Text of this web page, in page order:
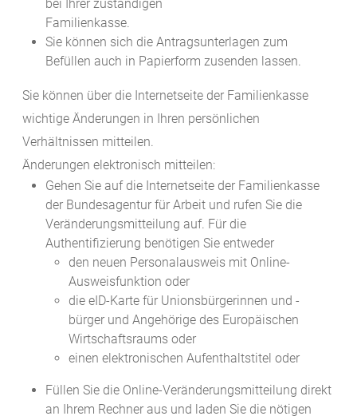
bei Ihrer zuständigen
Familienkasse.
Sie können sich die Antragsunterlagen zum
Befüllen auch in Papierform zusenden lassen.
Sie können über die Internetseite der Familienkasse
wichtige Änderungen in Ihren persönlichen
Verhältnissen mitteilen.
Änderungen elektronisch mitteilen:
Gehen Sie auf die Internetseite der Familienkasse
der Bundesagentur für Arbeit und rufen Sie die
Veränderungsmitteilung auf. Für die
Authentifizierung benötigen Sie entweder
den neuen Personalausweis mit Online-
Ausweisfunktion oder
die eID-Karte für Unionsbürgerinnen und -
bürger und Angehörige des Europäischen
Wirtschaftsraums oder
einen elektronischen Aufenthaltstitel oder
Füllen Sie die Online-Veränderungsmitteilung direkt
an Ihrem Rechner aus und laden Sie die nötigen